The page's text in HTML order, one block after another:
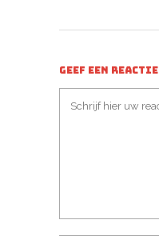
GEEF EEN REACTIE